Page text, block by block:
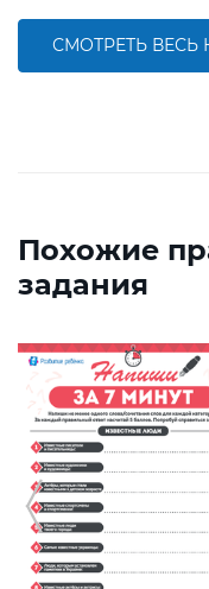
СМОТРЕТЬ ВЕСЬ
Похожие
задания